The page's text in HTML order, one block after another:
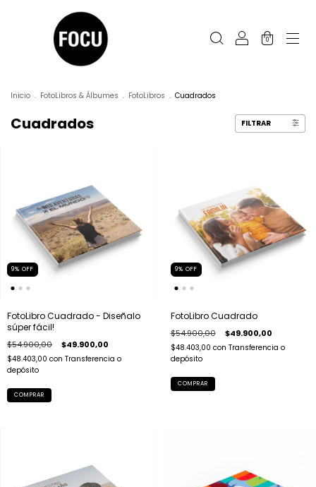
0
Inicio . FotoLibros & Álbumes . FotoLibros . Cuadrados
Cuadrados FILTRAR
9% OFF
FotoLibro Cuadrado - Diseñalo
súper fácil!
$54.900,00 $49.900,00
$48.403,00 con Transferencia o
depósito
COMPRAR
9% OFF
FotoLibro Cuadrado
$54.900,00 $49.900,00
$48.403,00 con Transferencia o
depósito
COMPRAR